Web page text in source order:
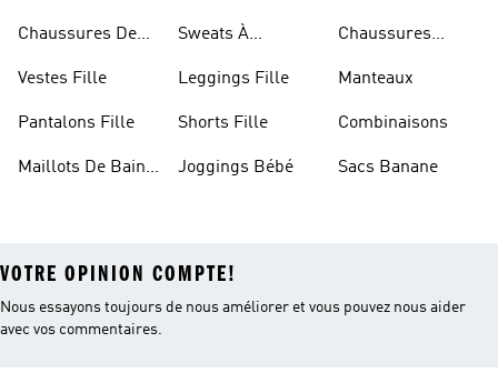
Chaussures De
Vestes Fille
Pantalons Fille
Maillots De Bain
Sweats À
Leggings Fille
Shorts Fille
Joggings Bébé
Chaussures
Manteaux
Combinaisons
Sacs Banane
VOTRE OPINION COMPTE!
Nous essayons toujours de nous améliorer et vous pouvez nous aider
avec vos commentaires.